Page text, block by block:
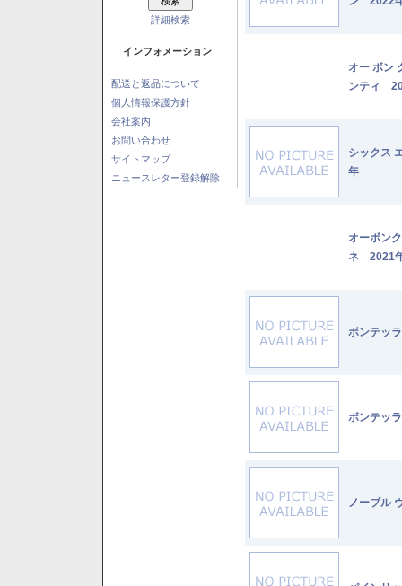
詳細検索
インフォメーション
配送と返品について
個人情報保護方針
会社案内
お問い合わせ
サイトマップ
ニュースレター登録解除
オー ボン
ンティ
シックス
年
オーボン
ネ 2021
ボンテッ
ボンテッ
ノーブル